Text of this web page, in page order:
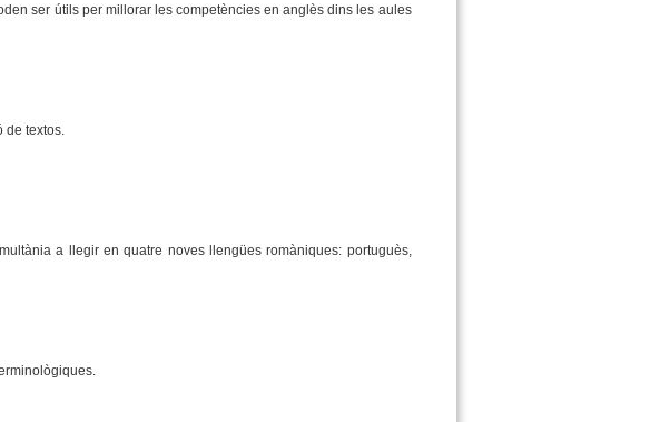
ser útils per millorar les competències en anglès dins les aules
de textos.
a llegir en quatre noves llengües romàniques: portuguès,